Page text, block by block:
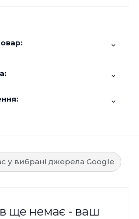
у вибрані джерела Google
ще немає - ваш